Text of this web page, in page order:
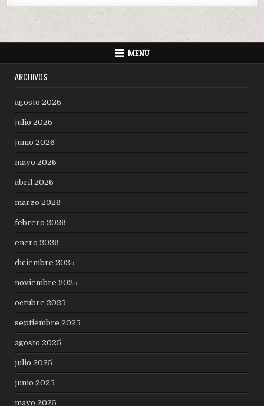
MENU
ARCHIVOS
agosto 2026
julio 2026
junio 2026
mayo 2026
abril 2026
marzo 2026
febrero 2026
enero 2026
diciembre 2025
noviembre 2025
octubre 2025
septiembre 2025
agosto 2025
julio 2025
junio 2025
mayo 2025